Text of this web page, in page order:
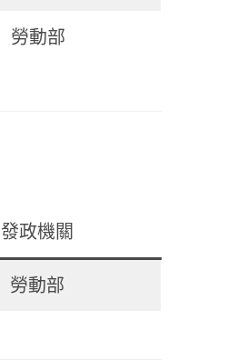
勞動部
發政機關
勞動部